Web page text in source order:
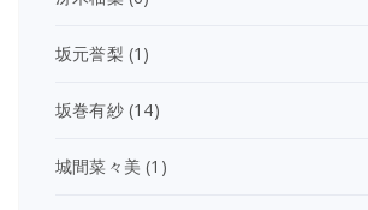
坂元誉梨 (1)
坂巻有紗(14)
城間菜々美 (1)